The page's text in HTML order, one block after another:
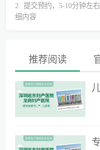
儿童蛀牙如何预
专家:男性更要注意
2.
提交预约，5-10分钟左
细内容
推荐阅读